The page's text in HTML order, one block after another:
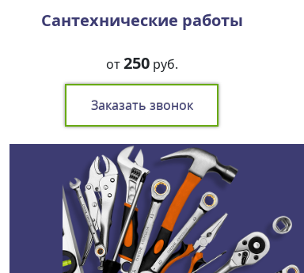
Сантехнические работы
от250руб.
Заказать звонок